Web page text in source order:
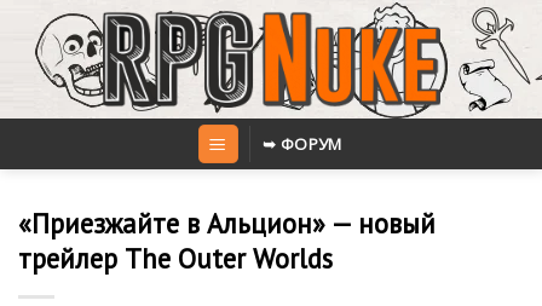
content
➥ ФОРУМ
«Приезжайте в Альцион» — новый
трейлер The Outer Worlds